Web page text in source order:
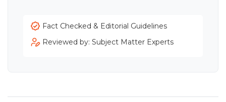
Fact Checked & Editorial Guidelines
Reviewed by: Subject Matter Experts